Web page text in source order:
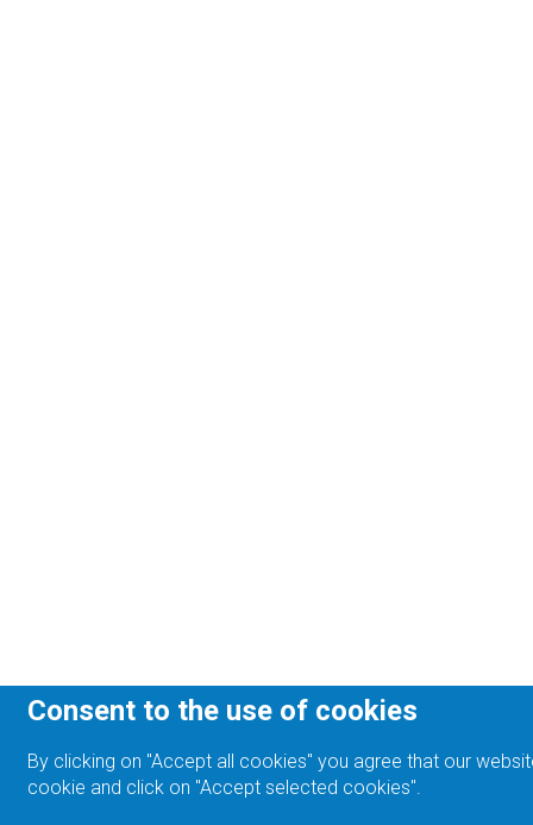
Consent to the use of cookies
By clicking on "Accept all cookies" you agree that our
cookie and click on "Accept selected cookies".